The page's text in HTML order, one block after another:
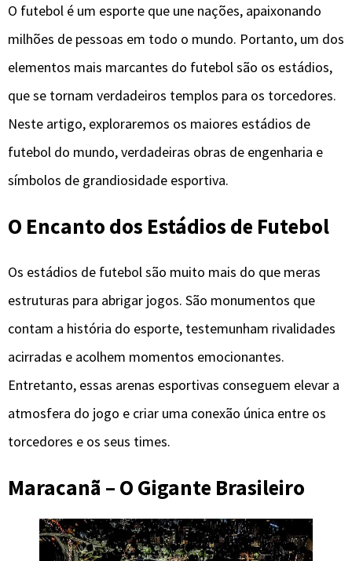
O futebol é um esporte que une nações, apaixonando
milhões de pessoas em todo o mundo. Portanto, um dos
elementos mais marcantes do futebol são os estádios,
que se tornam verdadeiros templos para os torcedores.
Neste artigo, exploraremos os maiores estádios de
futebol do mundo, verdadeiras obras de engenharia e
símbolos de grandiosidade esportiva.
O Encanto dos Estádios de Futebol
Os estádios de futebol são muito mais do que meras
estruturas para abrigar jogos. São monumentos que
contam a história do esporte, testemunham rivalidades
acirradas e acolhem momentos emocionantes.
Entretanto, essas arenas esportivas conseguem elevar a
atmosfera do jogo e criar uma conexão única entre os
torcedores e os seus times.
Maracanã – O Gigante Brasileiro